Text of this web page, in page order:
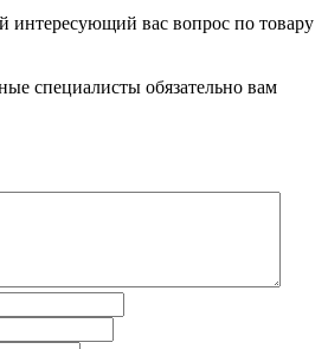
интересующий вас вопрос по товару
специалисты обязательно вам